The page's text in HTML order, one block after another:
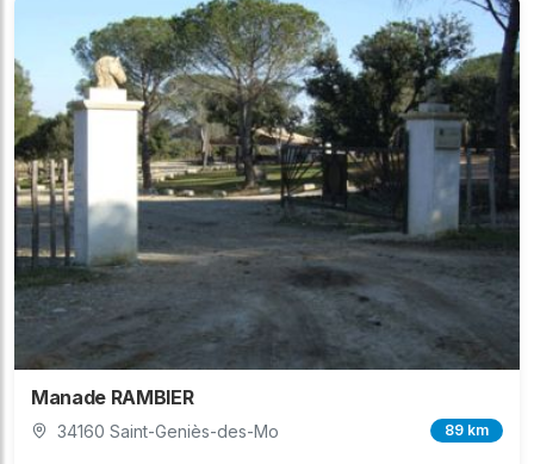
Manade RAMBIER
34160 Saint-Geniès-des-Mo 89 km